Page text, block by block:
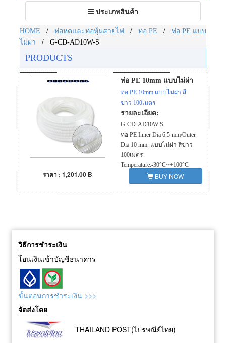
Toggle
navigation
ประเภทสินค้า
HOME / ท่อหดและท่อหุ้มสายไฟ / ท่อ PE /
ท่อ PE แบบ
ไม่ผ่า
/ G-CD-AD10W-S
PRODUCTS
ท่อ PE 10mm แบบไม่ผ่า
ท่อ PE 10mm แบบไม่ผ่า สี
ขาว 100เมตร
รายละเอียด:
G-CD-AD10W-S
ท่อ PE Inner Dia 6.5 mm/Outer
Dia 10 mm. แบบไม่ผ่า สีขาว
100เมตร
Temperature:-30°C~+100°C
good flexibility,abrasion
resistance,acid resistance,fire
ราคา : 1,201.00 ฿ BUY NOW
วิธีการชำระเงิน
โอนเงินเข้าบัญชีธนาคาร
ขั้นตอนการชำระเงิน >>>
จัดส่งโดย
THAILAND POST(ไปรษณีย์ไทย)